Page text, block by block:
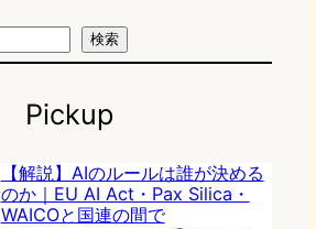
検索
Pickup
【解説】AIのルールは誰が決める
のか｜EU AI Act・Pax Silica・
WAICOと国連の間で